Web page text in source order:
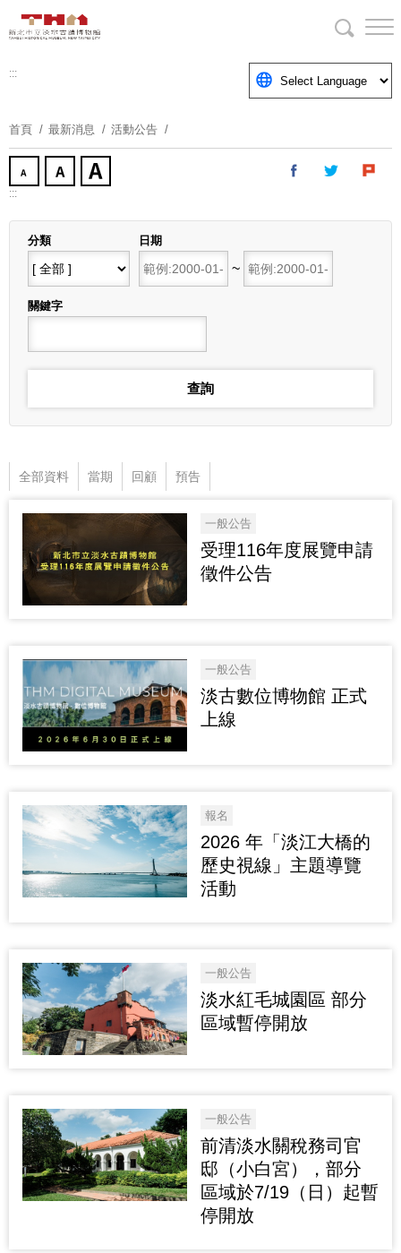
到
要
塊
:::
首頁 最新消息 活動公告
:::
分類
日期
開始日期
~
關鍵字
全部資料 當期 回顧 預告
一般公告
受理116年度展覽申請
徵件公告
一般公告
淡古數位博物館 正式
上線
報名
2026 年「淡江大橋的
歷史視線」主題導覽
活動
一般公告
淡水紅毛城園區 部分
區域暫停開放
一般公告
前清淡水關稅務司官
邸（小白宮），部分
區域於7/19（日）起暫
停開放